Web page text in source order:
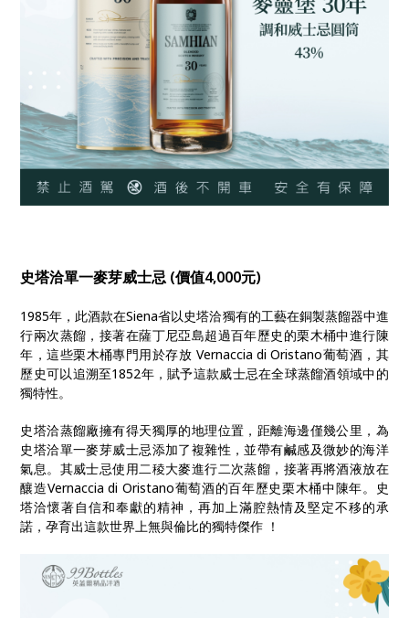
史塔洽單一麥芽威士忌 (價值4,000元)
1985年，此酒款在Siena省以史塔洽獨有的工藝在銅製蒸餾器中進
行兩次蒸餾，接著在薩丁尼亞島超過百年歷史的栗木桶中進行陳
年，這些栗木桶專門用於存放 Vernaccia di Oristano葡萄酒，其
歷史可以追溯至1852年，賦予這款威士忌在全球蒸餾酒領域中的
獨特性。
史塔洽蒸餾廠擁有得天獨厚的地理位置，距離海邊僅幾公里，為
史塔洽單一麥芽威士忌添加了複雜性，並帶有鹹感及微妙的海洋
氣息。其威士忌使用二稜大麥進行二次蒸餾，接著再將酒液放在
釀造Vernaccia di Oristano葡萄酒的百年歷史栗木桶中陳年。史
塔洽懷著自信和奉獻的精神，再加上滿腔熱情及堅定不移的承
諾，孕育出這款世界上無與倫比的獨特傑作 ！